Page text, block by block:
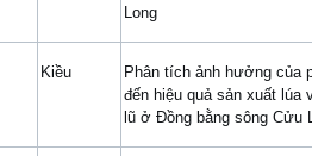
Long
Kiều
Phân tích ảnh hưởng
đến hiệu quả sản xuất lúa
lũ ở Đồng bằng sông Cửu